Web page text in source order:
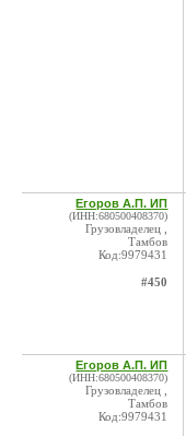
Егоров А.П. ИП
(ИНН:680500408370)
Грузовладелец ,
Тамбов
Код:9979431
#450
Егоров А.П. ИП
(ИНН:680500408370)
Грузовладелец ,
Тамбов
Код:9979431